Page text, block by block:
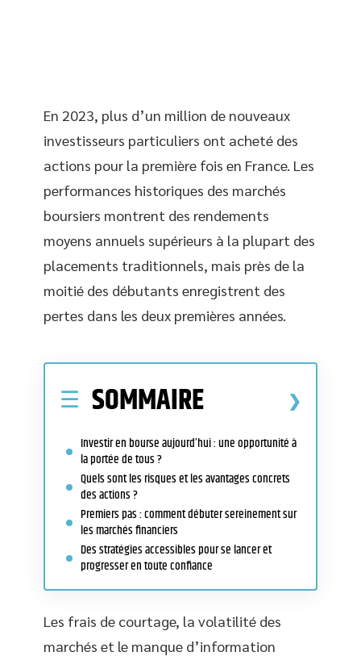
En 2023, plus d’un million de nouveaux
investisseurs particuliers ont acheté des
actions pour la première fois en France. Les
performances historiques des marchés
boursiers montrent des rendements
moyens annuels supérieurs à la plupart des
placements traditionnels, mais près de la
moitié des débutants enregistrent des
pertes dans les deux premières années.
SOMMAIRE
Investir en bourse aujourd’hui : une opportunité à
la portée de tous ?
Quels sont les risques et les avantages concrets
des actions ?
Premiers pas : comment débuter sereinement sur
les marchés financiers
Des stratégies accessibles pour se lancer et
progresser en toute confiance
Les frais de courtage, la volatilité des
marchés et le manque d’information